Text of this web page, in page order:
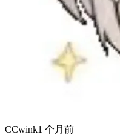
CCwink1 个月前